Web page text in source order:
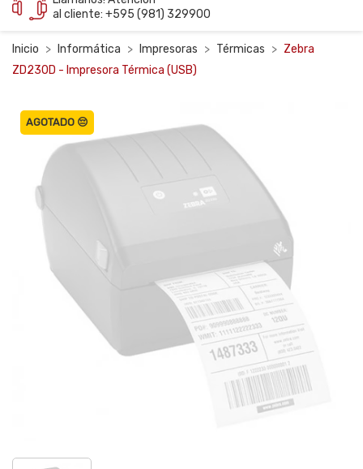
al cliente: +595 (981) 329900
Inicio Informática Impresoras Térmicas
Zebra
ZD230D - Impresora Térmica (USB)
AGOTADO 😔